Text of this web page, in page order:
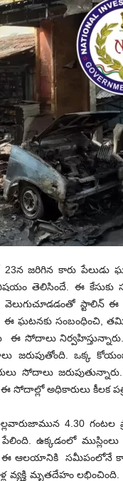
జరిగిన కారు పేలుడు
తెలిసిందే. ఈ కేసుకు
స్టాలిన్
ఈ ఘటనకు సంబంధించి,
ఈ సోదాలు
జరుపుతోంది. ఒక్క
సోదాలు
సోదాల్లో అధికారులు కీలక
4.30
ఉక్కడంలో
ఆలయానికి సమీపంలోనే
వ్యక్తి మృతదేహం